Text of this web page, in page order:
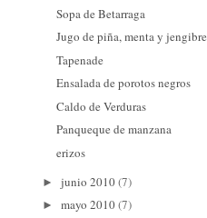
Sopa de Betarraga
Jugo de piña, menta y jengibre
Tapenade
Ensalada de porotos negros
Caldo de Verduras
Panqueque de manzana
erizos
► junio 2010(7)
► mayo 2010(7)